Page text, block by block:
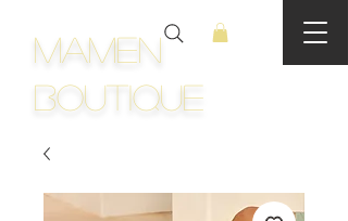
Mamen
Boutique